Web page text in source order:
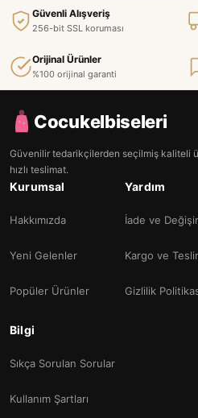
Güvenli Alışveriş
256-bit SSL koruması
Orijinal Ürünler
%100 orijinal garanti
Cocukelbiseleri
Güvenilir tedarikçilerden seçilmiş kaliteli
hızlı teslimat.
Kurumsal
Hakkımızda
Yeni Gelenler
Popüler Ürünler
Yardım
İade ve
Kargo ve
Gizlilik
Bilgi
Sıkça Sorulan Sorular
Kullanım Şartları